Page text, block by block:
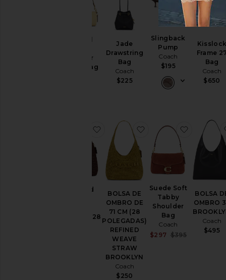
Natural
Leather
Barrel Bag
Jade
Drawstring
Bag
Coach
$225
Slingback
Pump
Coach
$195
Kisslock
Frame
Bag
Coach
$650
Refined
Brooklyn 28
favoritoRefined Weave Straw
BOLSA DE
OMBRO DE
71 CM (28
POLEGADAS)
REFINED
WEAVE
STRAW
BROOKLYN
Coach
$250
favoritoBOLSA DE
Suede Soft
Tabby
Shoulder
Bag
Coach
Sale price:
$297 $395
BOLSA
OMBRO
Coach
$495